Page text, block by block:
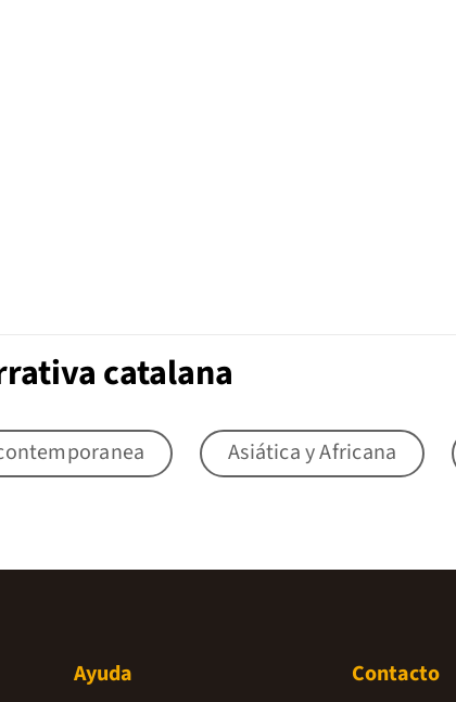
catalana
Asiática y Africana
Ayuda Contacto